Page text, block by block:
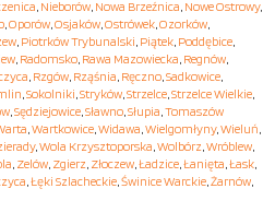
, Nieborów, Nowa Brzeźnica, Nowe Ostrowy,
,Oporów,Osjaków,Ostrówek,Ozorków,
, Piotrków Trybunalski, Piątek, Poddębice,
, Radomsko, Rawa Mazowiecka, Regnów,
, Rzgów, Rząśnia, Ręczno,Sadkowice,
,Sokolniki,Stryków,Strzelce,Strzelce Wielkie,
,Sędziejowice,Sławno,Słupia,Tomaszów
,Wartkowice,Widawa,Wielgomłyny,Wieluń,
,Wola Krzysztoporska,Wolbórz,Wróblew,
, Zelów, Zgierz, Złoczew,Ładzice,Łanięta,Łask,
,Łęki Szlacheckie,Świnice Warckie,Żarnów,